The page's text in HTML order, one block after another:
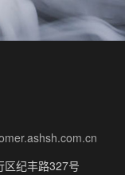
纪丰路327号